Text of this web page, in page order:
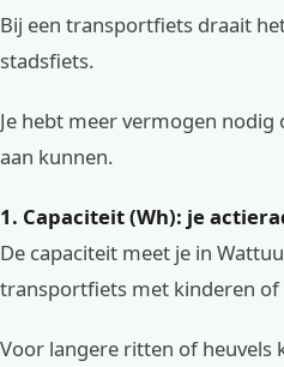
Bij een transportfiets draait
stadsfiets.
Je hebt meer vermogen
aan kunnen.
1. Capaciteit (Wh): je
De capaciteit meet je in
transportfiets met kinderen of
Voor langere ritten of heuvels